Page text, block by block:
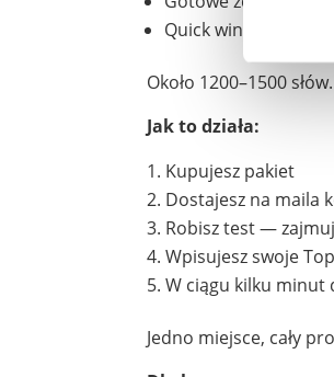
Quick win — co
Około 1200–1500
Jak to działa:
Kupujesz pakiet
Dostajesz na maila
Robisz test —
Wpisujesz swoje
W ciągu kilku minut
Jedno miejsce, cały